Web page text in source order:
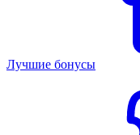
Лучшие бонусы